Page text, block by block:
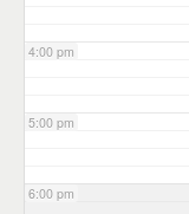
4:00 pm
5:00 pm
6:00 pm